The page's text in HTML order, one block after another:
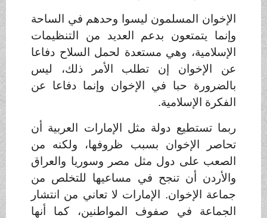
الإخوان المسلمون ليسوا وحدهم في الساحة
وإنما يتمتعون بدعم العديد من التنظيمات
الإسلامية، وهي مستعدة لحمل السلاح دفاعا
عن الإخوان إن تطلب الأمر ذلك، ليس
بالضرورة حبا في الإخوان وإنما دفاعا عن
الفكرة الإسلامية.
ربما تستطيع دولة مثل الإمارات العربية أن
تحاصر الإخوان بسبب ظروفها، ولكنه من
الصعب على دول مثل مصر وسوريا والعراق
والأردن أن تنجح في مساعيها للتخلص من
جماعة الإخوان. الإمارات لا تعاني من انتشار
الجماعة في صفوف المواطنين، كما أنها